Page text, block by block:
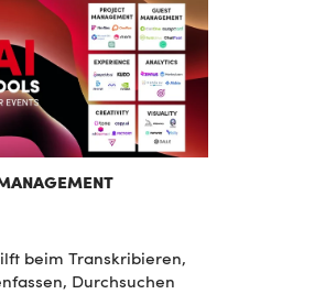
beim Transkribieren,
Durchsuchen